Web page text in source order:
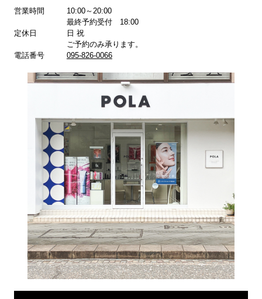
営業時間
10:00～20:00
最終予約受付 18:00
定休日
日 祝
ご予約のみ承ります。
電話番号
095-826-0066